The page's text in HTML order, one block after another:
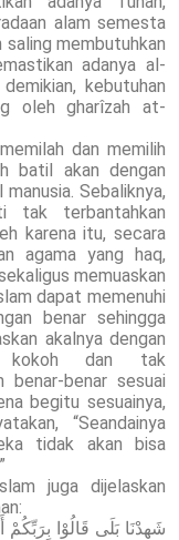
alam semesta
saling membutuhkan
adanya al-
kebutuhan
oleh gharîzah at-
dan memilih
batil akan dengan
Sebaliknya,
tak terbantahkan
karena itu, secara
agama yang haq,
memuaskan
dapat memenuhi
benar sehingga
akalnya dengan
kokoh dan tak
benar-benar sesuai
begitu sesuainya,
“Seandainya
tidak akan bisa
juga dijelaskan